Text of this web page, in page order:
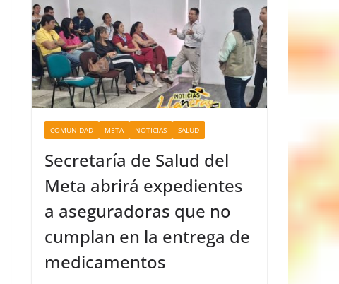
COMUNIDAD META NOTICIAS SALUD
Secretaría de Salud del
Meta abrirá expedientes
a aseguradoras que no
cumplan en la entrega de
medicamentos